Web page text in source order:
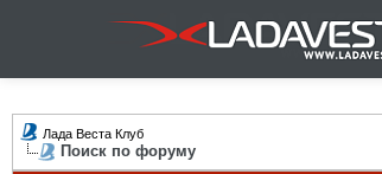
Лада Веста Клуб
Поиск по форуму